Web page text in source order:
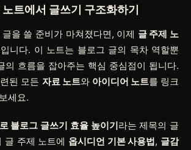
트에서 글쓰기 구조화하기
을 쓸 준비가 마쳐졌다면, 이제 글 주제 노
니다. 이 노트는 블로그 글의 목차 역할뿐
의 흐름을 잡아주는 핵심 중심점이 됩니다.
된 모든 자료 노트와 아이디어 노트를 링크
세요.
블로그 글쓰기 효율 높이기라는 제목의 글
글 주제 노트에 옵시디언 기본 사용법, 글감